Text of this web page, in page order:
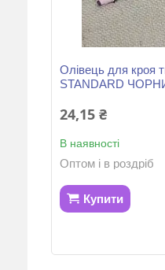
Олівець для кроя
STANDARD
24,15 ₴
В наявності
Оптом і в роздріб
Купити